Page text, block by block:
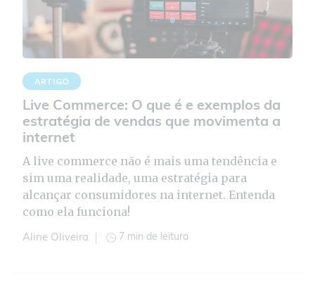
ARTIGO
Live Commerce: O que é e exemplos da
estratégia de vendas que movimenta a
internet
A live commerce não é mais uma tendência e
sim uma realidade, uma estratégia para
alcançar consumidores na internet. Entenda
como ela funciona!
Aline Oliveira 7 min de leitura